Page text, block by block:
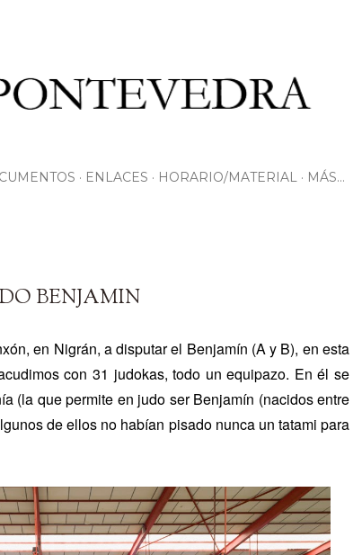
ENLACES HORARIO/MATERIAL MÁS…
BENJAMIN
en Nigrán, a disputar el Benjamín (A y B), en esta
con 31 judokas, todo un equipazo. En él se
(la que permite en judo ser Benjamín (nacidos entre
de ellos no habían pisado nunca un tatami para